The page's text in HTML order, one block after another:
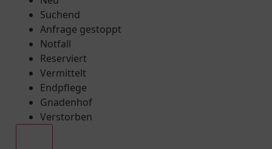
Suchend
Anfrage gestoppt
Notfall
Reserviert
Vermittelt
Endpflege
Gnadenhof
Verstorben